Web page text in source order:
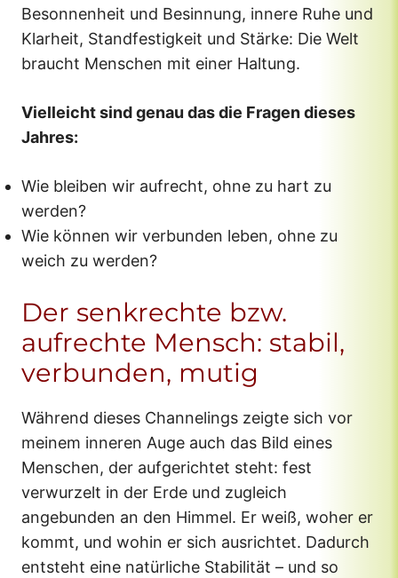
Besonnenheit und Besinnung, innere Ruhe und
Klarheit, Standfestigkeit und Stärke: Die Welt
braucht Menschen mit einer Haltung.
Vielleicht sind genau das die Fragen dieses
Jahres:
Wie bleiben wir aufrecht, ohne zu hart zu
werden?
Wie können wir verbunden leben, ohne zu
weich zu werden?
Der senkrechte bzw.
aufrechte Mensch: stabil,
verbunden, mutig
Während dieses Channelings zeigte sich vor
meinem inneren Auge auch das Bild eines
Menschen, der aufgerichtet steht: fest
verwurzelt in der Erde und zugleich
angebunden an den Himmel. Er weiß, woher er
kommt, und wohin er sich ausrichtet. Dadurch
entsteht eine natürliche Stabilität – und so